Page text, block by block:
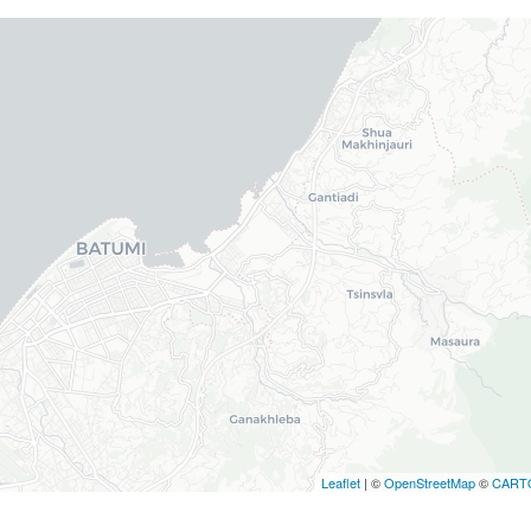
Leaflet | ©OpenStreetMap©